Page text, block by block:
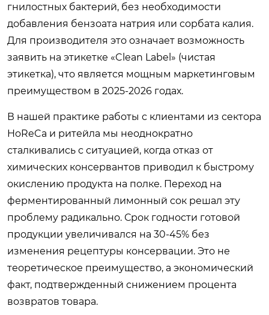
гнилостных бактерий, без необходимости
добавления бензоата натрия или сорбата калия.
Для производителя это означает возможность
заявить на этикетке «Clean Label» (чистая
этикетка), что является мощным маркетинговым
преимуществом в 2025-2026 годах.
В нашей практике работы с клиентами из сектора
HoReCa и ритейла мы неоднократно
сталкивались с ситуацией, когда отказ от
химических консервантов приводил к быстрому
окислению продукта на полке. Переход на
ферментированный лимонный сок решал эту
проблему радикально. Срок годности готовой
продукции увеличивался на 30-45% без
изменения рецептуры консервации. Это не
теоретическое преимущество, а экономический
факт, подтвержденный снижением процента
возвратов товара.